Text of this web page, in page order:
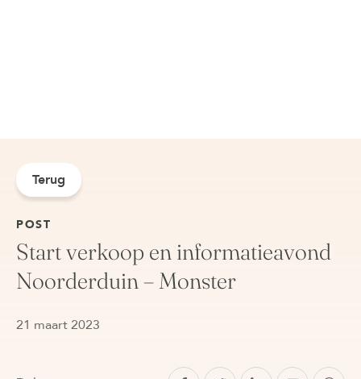
Terug
POST
Start verkoop en informatieavond
Noorderduin – Monster
21 maart 2023